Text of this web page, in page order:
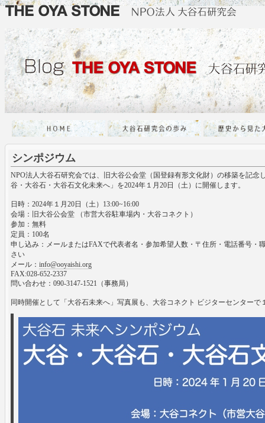
シンポジウム
NPO法人大谷石研究会では、旧大谷公会堂（国登録有形文化財）の移築を記念
谷・大谷石・大谷石文化未来へ」を2024年１月20日（土）に開催します。
日時：2024年１月20日（土）13:00~16:00
会場：旧大谷公会堂 （市営大谷駐車場内・大谷コネクト）
参加：無料
定員：100名
申し込み：メールまたはFAXで代表者名・参加希望人数・〒住所・電話番号・
さい
メール： info@ooyaishi.org
FAX:028-652-2337
問い合わせ：090-3147-1521（事務局）
同時開催として「大谷石未来へ」写真展も、大谷コネクト ビジターセンターで